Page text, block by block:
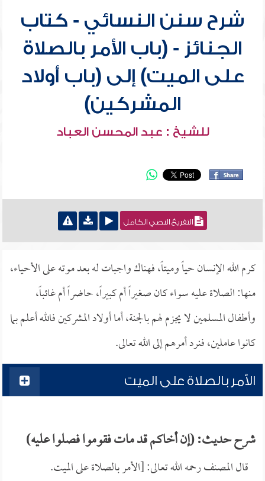
شرح سنن النسائي - كتاب
الجنائز - (باب الأمر بالصلاة
على الميت) إلى (باب أولاد
المشركين)
للشيخ : عبد المحسن العباد
التفريغ النصي الكامل
كرم الله الإنسان حياً وميتاً، فهناك واجبات له بعد موته على الأحياء،
منها: الصلاة عليه سواء كان صغيراً أم كبيراً، حاضراً أم غائباً،
وأطفال المسلمين لا يجزم لهم بالجنة، أما أولاد المشركين فالله أعلم بما
كانوا عاملين، فنرد أمرهم إلى الله تعالى.
الأمر بالصلاة على الميت
شرح حديث: (إن أخاكم قد مات فقوموا فصلوا عليه)
قال المصنف رحمه الله تعالى: [الأمر بالصلاة على الميت.